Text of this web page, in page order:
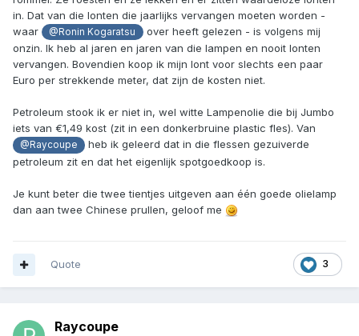
in. Dat van die lonten die jaarlijks vervangen moeten worden -
waar
@Ronin Kogaratsu
over heeft gelezen - is volgens mij
onzin. Ik heb al jaren en jaren van die lampen en nooit lonten
vervangen. Bovendien koop ik mijn lont voor slechts een paar
Euro per strekkende meter, dat zijn de kosten niet.
Petroleum stook ik er niet in, wel witte Lampenolie die bij Jumbo
iets van €1,49 kost (zit in een donkerbruine plastic fles). Van
@Raycoupe
heb ik geleerd dat in die flessen gezuiverde
petroleum zit en dat het eigenlijk spotgoedkoop is.
Je kunt beter die twee tientjes uitgeven aan één goede olielamp
dan aan twee Chinese prullen, geloof me
3
Quote
Raycoupe